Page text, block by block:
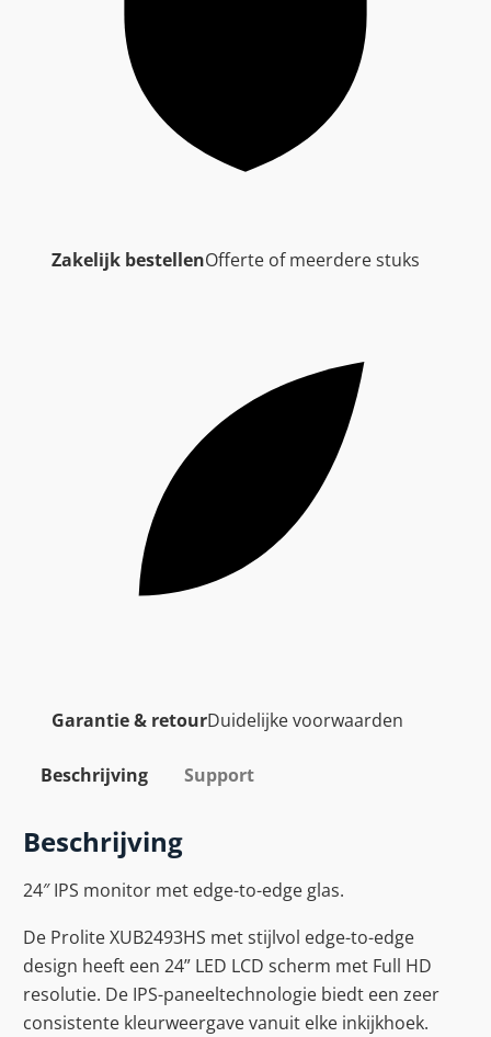
Zakelijk bestellenOfferte of meerdere stuks
Garantie & retourDuidelijke voorwaarden
Beschrijving Support
Beschrijving
24″ IPS monitor met edge-to-edge glas.
De Prolite XUB2493HS met stijlvol edge-to-edge
design heeft een 24” LED LCD scherm met Full HD
resolutie. De IPS-paneeltechnologie biedt een zeer
consistente kleurweergave vanuit elke inkijkhoek.